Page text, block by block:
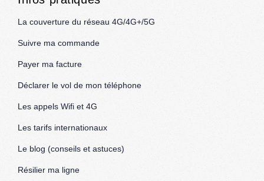
La couverture du réseau 4G/4G+/5G
Suivre ma commande
Payer ma facture
Déclarer le vol de mon téléphone
Les appels Wifi et 4G
Les tarifs internationaux
Le blog (conseils et astuces)
Résilier ma ligne